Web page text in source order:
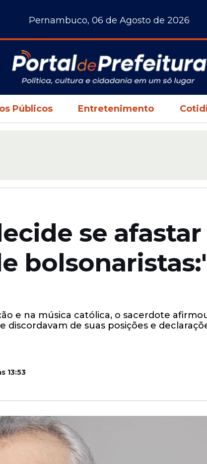
Pernambuco, 06 de Agosto de 2026
Públicos Entretenimento
se
e na música católica, o sacerdote
discordavam de suas posições e
13:53